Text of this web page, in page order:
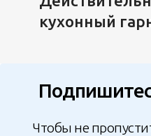
кухонный
Чтобы не